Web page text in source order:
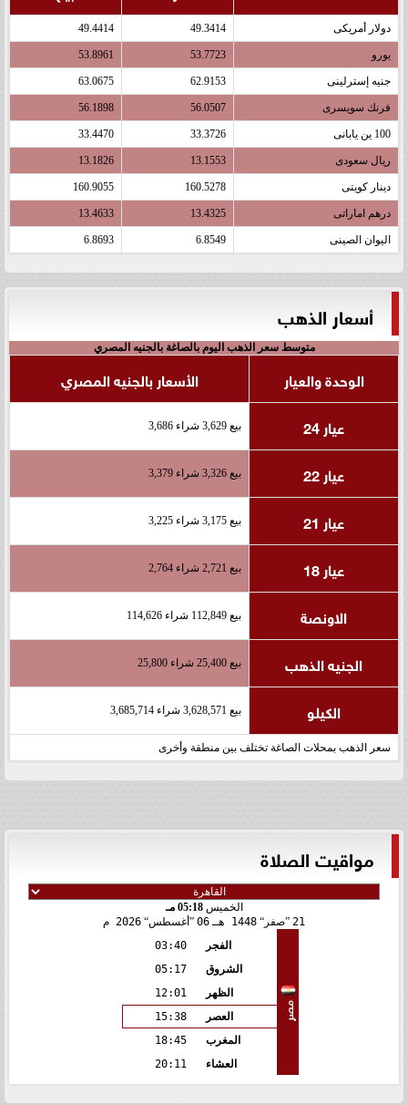
دولار أمريكى 49.3414
49.4414
يورو 53.7723
53.8961
جنيه إسترلينى 62.9153
63.0675
فرنك سويسرى 56.0507
56.1898
100 ين يابانى 33.3726
33.4470
ريال سعودى 13.1553
13.1826
دينار كويتى 160.5278
160.9055
درهم اماراتى 13.4325
13.4633
اليوان الصينى 6.8549
6.8693
أسعار الذهب
متوسط سعر الذهب اليوم بالصاغة بالجنيه المصري
الوحدة والعيار
الأسعار بالجنيه المصري
عيار 24
بيع 3,629 شراء 3,686
عيار 22 بيع 3,326 شراء 3,379
عيار 21 بيع 3,175 شراء 3,225
عيار 18 بيع 2,721 شراء 2,764
الاونصة بيع 112,849 شراء 114,626
الجنيه الذهب بيع 25,400 شراء 25,800
الكيلو بيع 3,628,571 شراء 3,685,714
سعر الذهب بمحلات الصاغة تختلف بين منطقة وأخرى
مواقيت الصلاة
الخميس05:18 مـ
21 صفر 1448 هـ 06 أغسطس 2026 م
مصر
الفجر
03:40
الشروق
05:17
الظهر
12:01
العصر
15:38
المغرب
18:45
العشاء
20:11